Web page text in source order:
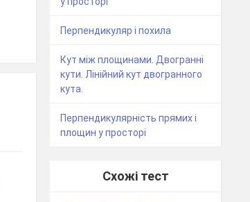
Перпендикуляр і похила
Кут між площинами. Двогранні
кути. Лінійний кут двогранного
кута.
Перпендикулярність прямих і
площин у просторі
Схожі тест